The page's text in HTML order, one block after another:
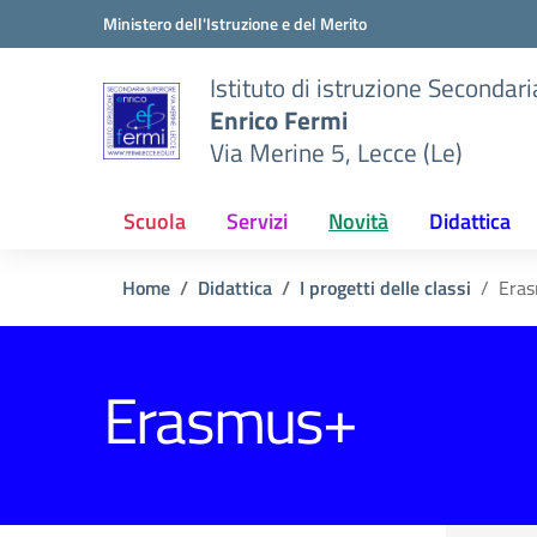
Vai ai contenuti
Vai al menu di navigazioneMinistero dell'Istruzione e del Merito
Istituto di istruzione
Enrico Fermi
Via Merine 5, Lecce (Le)
Scuola Servizi Novità Didattica
Home Didattica I progetti delle classi
Erasmus+